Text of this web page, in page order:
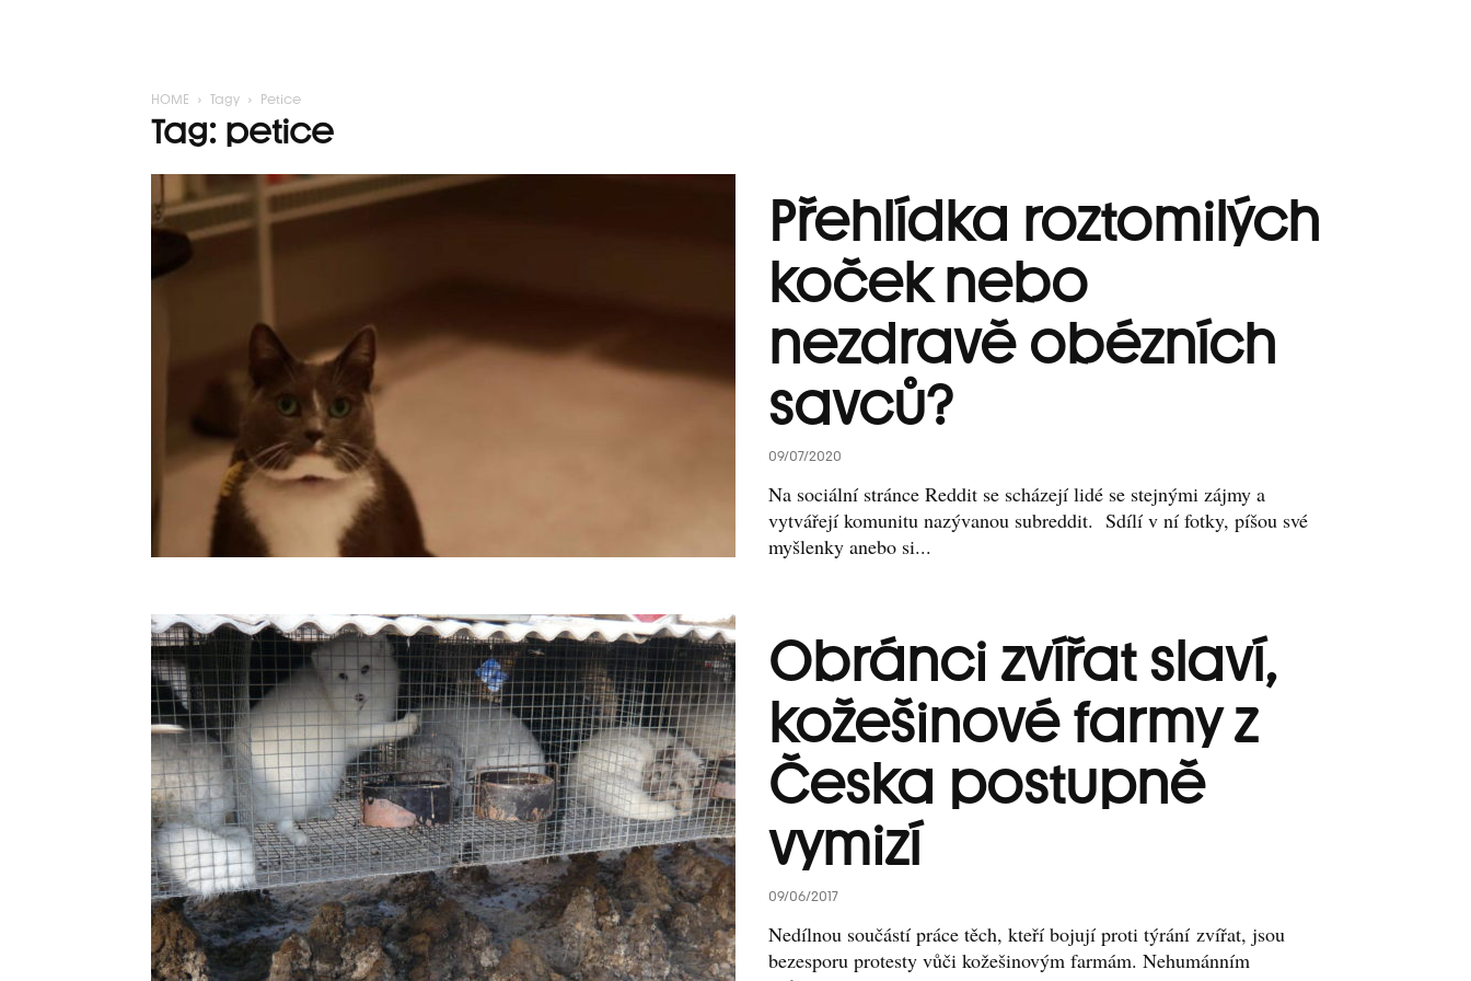
HOME Tagy Petice
Tag: petice
Přehlídka roztomilých
koček nebo
nezdravě obézních
savců?
09/07/2020
Na sociální stránce Reddit se scházejí lidé se stejnými zájmy a
vytvářejí komunitu nazývanou subreddit. Sdílí v ní fotky, píšou své
myšlenky anebo si...
Obránci zvířat slaví,
kožešinové farmy z
Česka postupně
vymizí
09/06/2017
Nedílnou součástí práce těch, kteří bojují proti týrání zvířat, jsou
bezesporu protesty vůči kožešinovým farmám. Nehumánním